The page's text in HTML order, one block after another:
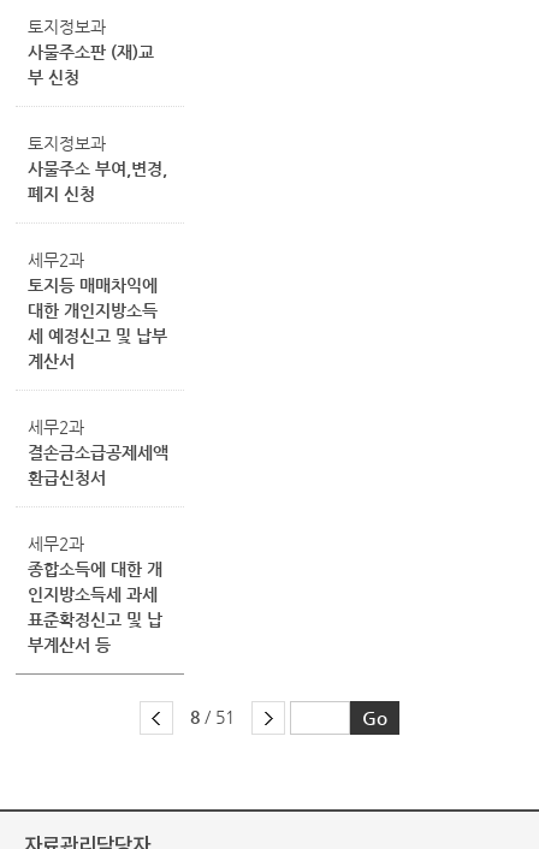
토지정보과
사물주소판 (재)교
부 신청
토지정보과
사물주소 부여,변경,
폐지 신청
세무2과
토지등 매매차익에
대한 개인지방소득
세 예정신고 및 납부
계산서
세무2과
결손금소급공제세액
환급신청서
세무2과
종합소득에 대한 개
인지방소득세 과세
표준확정신고 및 납
부계산서 등
8 / 51